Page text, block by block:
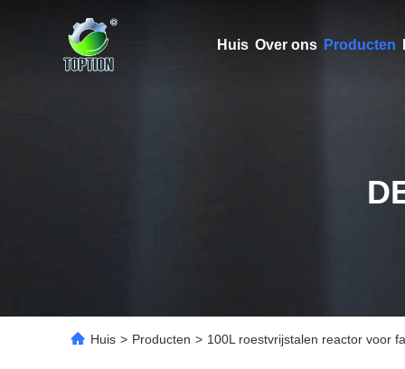
Huis Over ons Producten
Huis > Producten > 100L roestvrijstalen reactor voor